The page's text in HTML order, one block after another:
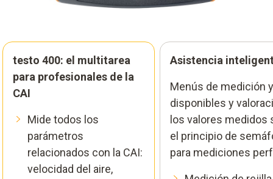
testo 400: el multitarea
para profesionales de la
CAI
Mide todos los
parámetros
relacionados con la CAI:
velocidad del aire,
Asistencia
Menús de medición
disponibles y
los valores medidos
el principio de
para mediciones